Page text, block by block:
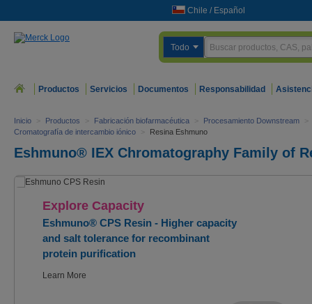
Chile / Español
Todo
Productos Servicios Documentos Responsabilidad
Inicio > Productos > Fabricación biofarmacéutica > Procesamiento Downstream
>
Cromatografía de intercambio iónico
> Resina Eshmuno
Eshmuno® IEX Chromatography Family of
Explore Capacity
Eshmuno® CPS Resin - Higher capacity
and salt tolerance for recombinant
protein purification
Learn More